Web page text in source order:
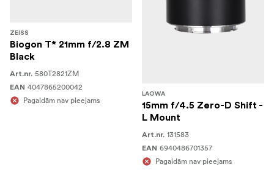
ZEISS
Biogon T* 21mm f/2.8 ZM
Black
Art.nr. 580T2821ZM
EAN 4047865200042
Pagaidām nav pieejams
LAOWA
15mm f/4.5 Zero-D Shift -
L Mount
Art.nr. 131583
EAN 6940486701357
Pagaidām nav pieejams